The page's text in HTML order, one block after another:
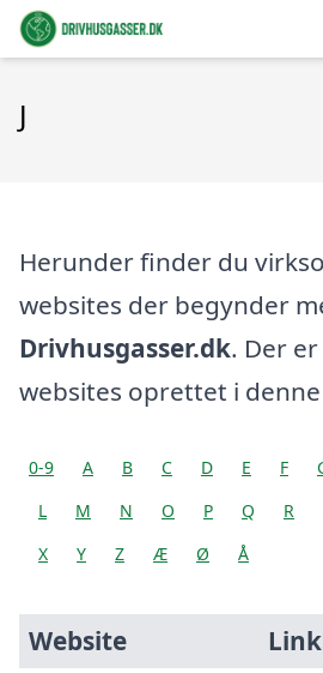
J
Herunder finder du
websites der begynder
Drivhusgasser.dk. Der
websites oprettet i
0-9 A B C D E F
L
M N O P Q R
X
Y Z Æ Ø Å
Website
Link